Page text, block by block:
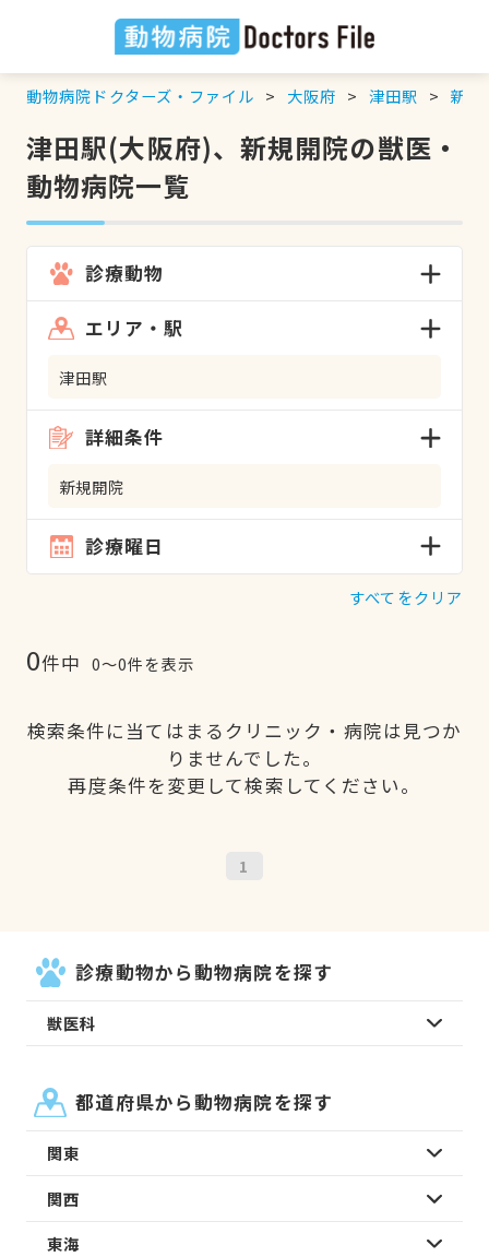
動物病院ドクターズ・ファイル 大阪府 津田駅 新規
津田駅(大阪府)、新規開院の獣医・
動物病院一覧
診療動物
エリア・駅
津田駅
詳細条件
新規開院
診療曜日
すべてをクリア
0件中 0〜0件を表示
検索条件に当てはまるクリニック・病院は見つか
りませんでした。
再度条件を変更して検索してください。
1
診療動物から動物病院を探す
獣医科
都道府県から動物病院を探す
関東
関西
東海